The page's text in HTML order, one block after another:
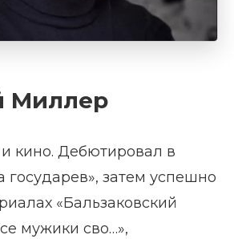
Миллер
и кино. Дебютировал в
государев», затем успешно
«Бальзаковский
мужики сво…»,